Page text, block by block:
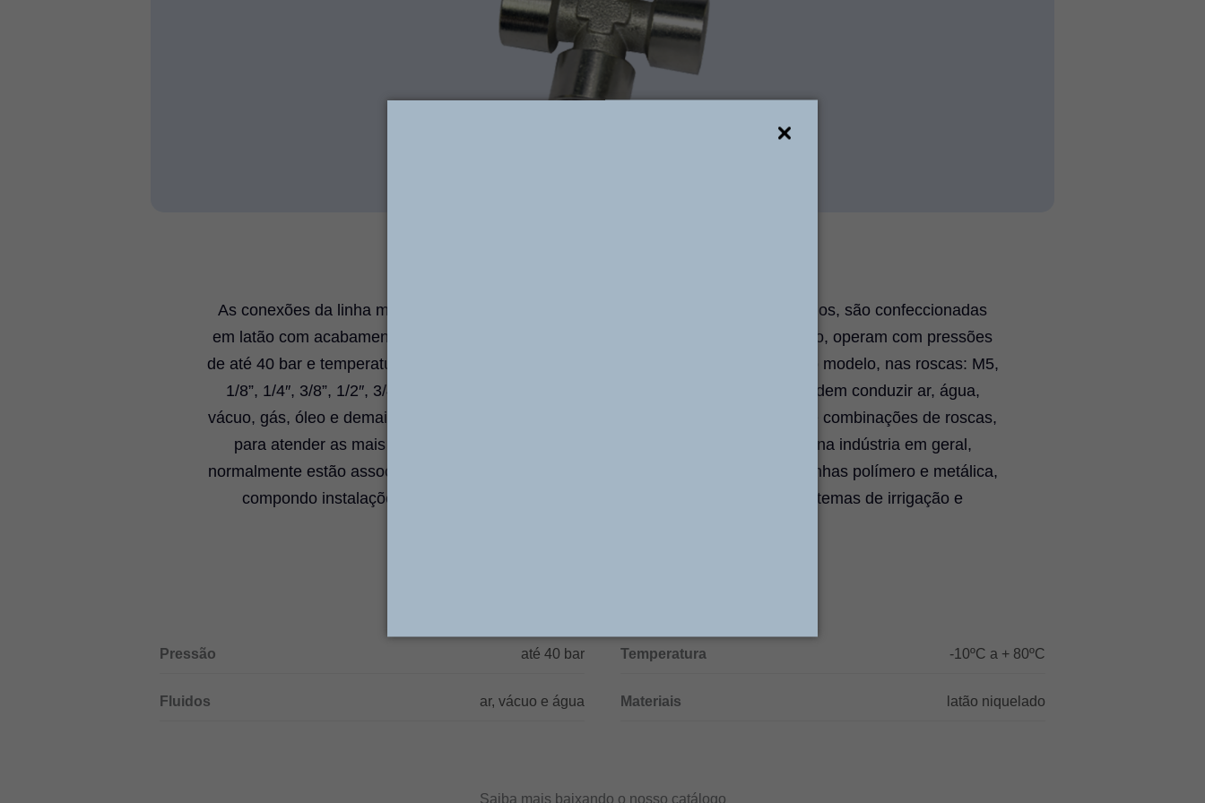
As conexões da linha metálica roscada, comumente chamada de acessórios roscados, são confeccionadas
em latão com acabamento niquelado. São robustas, duráveis e de ótimo acabamento, operam com pressões
de até 40 bar e temperaturas de -10 ⁰C à +80 ⁰C. Estão disponíveis, de acordo com o modelo, nas roscas: M5,
1/8”, 1/4″, 3/8”, 1/2″, 3/4″ e 1” BSP e para engates rápidos 1/4″, 3/8” e 1/2″ NPT; podem conduzir ar, água,
vácuo, gás, óleo e demais fluidos compatíveis. Possuem multiplicidade de formatos e combinações de roscas,
para atender as mais variadas aplicações na condução de fluídos. São utilizadas na indústria em geral,
normalmente estão associadas às tubulações rígidas e conexões instantâneas das linhas polímero e metálica,
compondo instalações de máquinas, equipamentos, dispositivos, acessórios, sistemas de irrigação e
Pressão até 40 bar Temperatura -10ºC a + 80ºC
Fluidos ar, vácuo e água Materiais latão niquelado
Saiba mais baixando o nosso catálogo